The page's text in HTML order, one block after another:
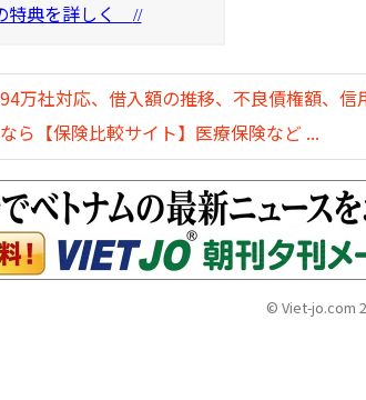
典を詳しく //
万社対応、借入額の推移、不良債権額、信
ら【保険比較サイト】医療保険など ...
© Viet-jo.com